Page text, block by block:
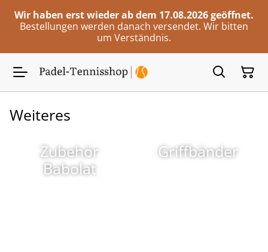
Wir haben erst wieder ab dem 17.08.2026 geöffnet.
Bestellungen werden danach versendet. Wir bitten
um Verständnis.
Weiteres
Zubehör
Babolat
Griffbänder